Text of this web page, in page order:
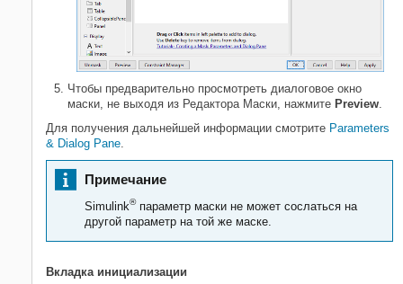
Чтобы предварительно просмотреть диалоговое окно
маски, не выходя из Редактора Маски, нажмите Preview
Для получения дальнейшей информации смотрите Parameters
& Dialog Pane
Примечание
Simulink®параметр маски не может сослаться на
другой параметр на той же маске.
Вкладка инициализации